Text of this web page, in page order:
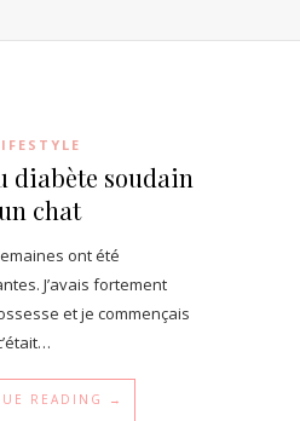
diabète soudain
chat
ont été
J’avais fortement
et je commençais
READING →